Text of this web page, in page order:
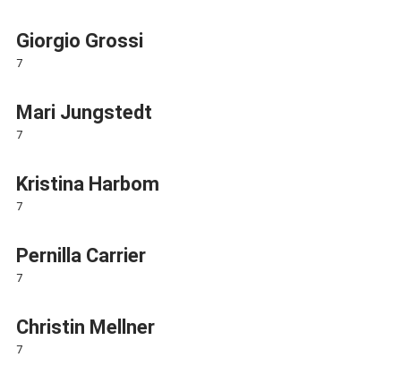
Giorgio Grossi
7
Mari Jungstedt
7
Kristina Harbom
7
Pernilla Carrier
7
Christin Mellner
7